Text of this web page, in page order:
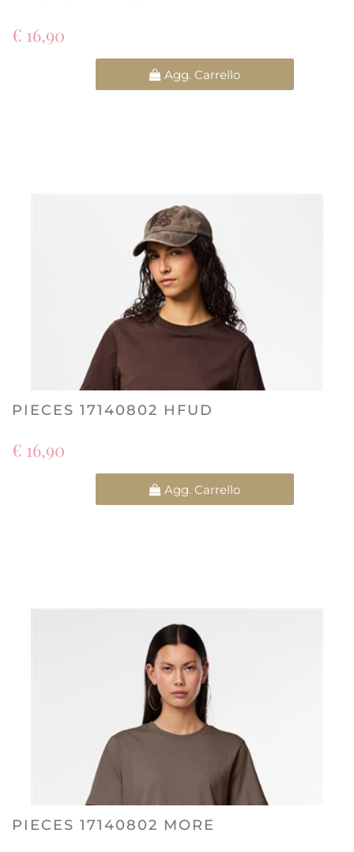
€ 16,90
Agg. Carrello
PIECES 17140802 HFUD
€ 16,90
Agg. Carrello
PIECES 17140802 MORE